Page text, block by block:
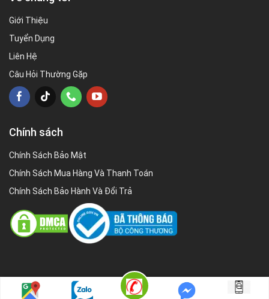
Giới Thiệu
Tuyển Dụng
Liên Hệ
Câu Hỏi Thường Gặp
Chính sách
Chính Sách Bảo Mật
Chính Sách Mua Hàng Và Thanh Toán
Chính Sách Bảo Hành Và Đổi Trả